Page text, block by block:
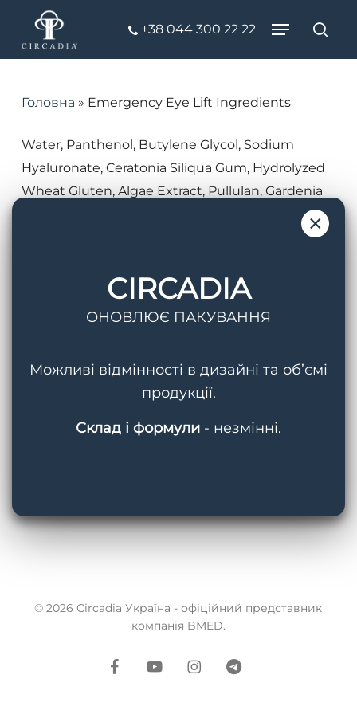
main
Menu
+38 044 300 22 22
Головна » Emergency Eye Lift Ingredients
Water, Panthenol, Butylene Glycol, Sodium
Hyaluronate, Ceratonia Siliqua Gum, Hydrolyzed
Wheat Gluten, Algae Extract, Pullulan, Gardenia
Phenoxyethanol, Capryl Glycol, Hexylene Glycol,
© 2026 Circadia Україна - офіційний представник
компанія BMED.
facebookyoutubeinstagramtelegram
×
CIRCADIA
ОНОВЛЮЄ ПАКУВАННЯ
Можливі відмінності в дизайні та об’ємі
продукції.
Склад і формули - незмінні.